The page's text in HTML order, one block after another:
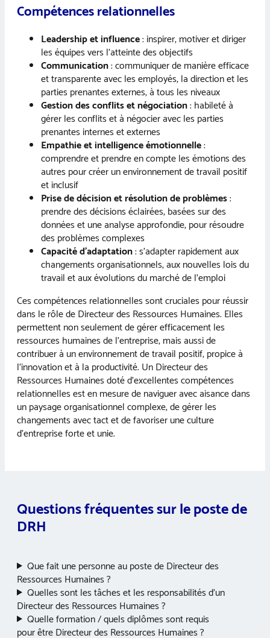
Compétences relationnelles
Leadership et influence: inspirer, motiver et diriger
les équipes vers l’atteinte des objectifs
Communication: communiquer de manière efficace
et transparente avec les employés, la direction et les
parties prenantes externes, à tous les niveaux
Gestion des conflits et négociation: habileté à
gérer les conflits et à négocier avec les parties
prenantes internes et externes
Empathie et intelligence émotionnelle:
comprendre et prendre en compte les émotions des
autres pour créer un environnement de travail positif
et inclusif
Prise de décision et résolution de problèmes:
prendre des décisions éclairées, basées sur des
données et une analyse approfondie, pour résoudre
des problèmes complexes
Capacité d’adaptation: s’adapter rapidement aux
changements organisationnels, aux nouvelles lois du
travail et aux évolutions du marché de l’emploi
Ces compétences relationnelles sont cruciales pour réussir
dans le rôle de Directeur des Ressources Humaines. Elles
permettent non seulement de gérer efficacement les
ressources humaines de l’entreprise, mais aussi de
contribuer à un environnement de travail positif, propice à
l’innovation et à la productivité. Un Directeur des
Ressources Humaines doté d’excellentes compétences
relationnelles est en mesure de naviguer avec aisance dans
un paysage organisationnel complexe, de gérer les
changements avec tact et de favoriser une culture
d’entreprise forte et unie.
Questions fréquentes sur le poste de
DRH
Que fait une personne au poste de Directeur des
Ressources Humaines ?
Quelles sont les tâches et les responsabilités d’un
Directeur des Ressources Humaines ?
Quelle formation / quels diplômes sont requis
pour être Directeur des Ressources Humaines ?